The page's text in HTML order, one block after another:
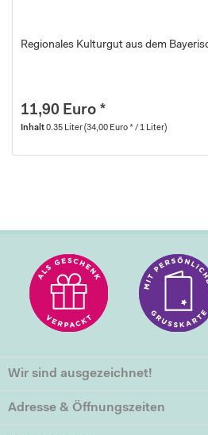
Regionales Kulturgut aus dem
11,90 Euro *
Inhalt0.35 Liter(34,00 Euro * / 1 Liter)
Wir sind ausgezeichnet!
Adresse & Öffnungszeiten